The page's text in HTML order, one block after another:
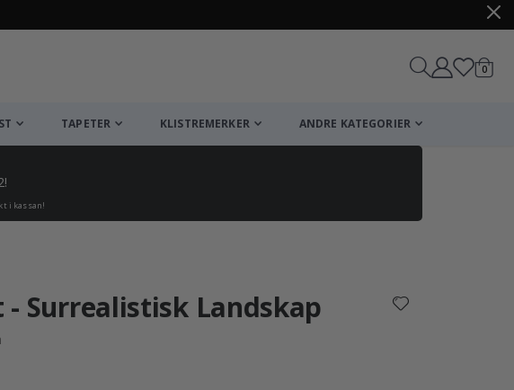
0varer
TAPETER KLISTREMERKER ANDRE KATEGORIER
i kassan!
- Surrealistisk Landskap